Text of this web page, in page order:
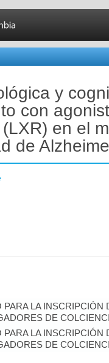
y
con
en el
de
PARA LA INSCRIPCIÓN
DE
PARA LA INSCRIPCIÓN
DE